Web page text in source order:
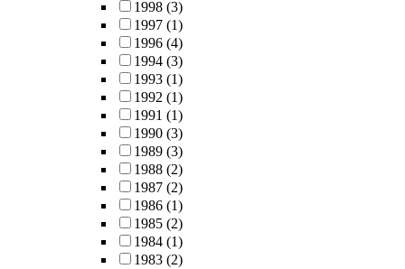
1998 (3)
1997 (1)
1996 (4)
1994 (3)
1993 (1)
1992 (1)
1991 (1)
1990 (3)
1989 (3)
1988 (2)
1987 (2)
1986 (1)
1985 (2)
1984 (1)
1983 (2)